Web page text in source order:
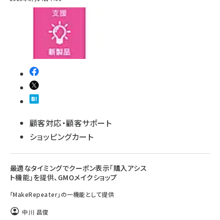
顧客対応・顧客サポート
ショッピングカート
最適なタイミングでクーポン表示「購入アシス
ト機能」を提供、GMOメイクショップ
「MakeRepeater」の一機能として提供
中川 昌俊